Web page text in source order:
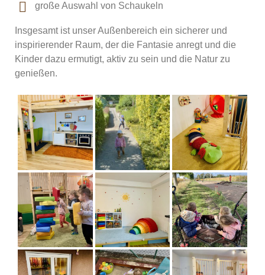
große Auswahl von Schaukeln
Insgesamt ist unser Außenbereich ein sicherer und
inspirierender Raum, der die Fantasie anregt und die
Kinder dazu ermutigt, aktiv zu sein und die Natur zu
genießen.